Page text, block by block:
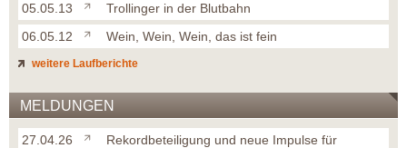
05.05.13
Trollinger in der Blutbahn
06.05.12
Wein, Wein, Wein, das ist fein
weitere Laufberichte
MELDUNGEN
27.04.26 Rekordbeteiligung und neue Impulse für